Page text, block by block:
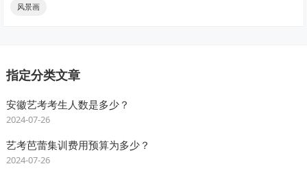
风景画
指定分类文章
安徽艺考考生人数是多少？
2024-07-26
艺考芭蕾集训费用预算为多少？
2024-07-26